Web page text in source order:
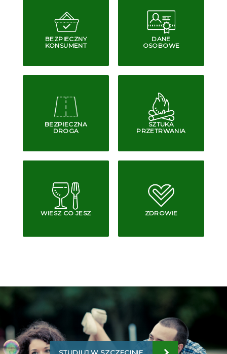
BEZPIECZNY
KONSUMENT
DANE
OSOBOWE
BEZPIECZNA
DROGA
SZTUKA
PRZETRWANIA
WIESZ CO JESZ ZDROWIE
STUDIUJ W SZCZECINIE